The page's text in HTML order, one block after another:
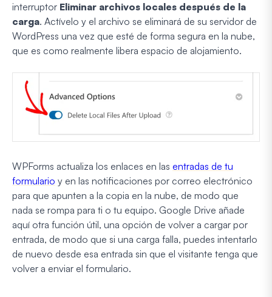
interruptor Eliminar archivos locales después de la
carga. Actívelo y el archivo se eliminará de su servidor de
WordPress una vez que esté de forma segura en la nube,
que es como realmente libera espacio de alojamiento.
WPForms actualiza los enlaces en las entradas de tu
formulario y en las notificaciones por correo electrónico
para que apunten a la copia en la nube, de modo que
nada se rompa para ti o tu equipo. Google Drive añade
aquí otra función útil, una opción de volver a cargar por
entrada, de modo que si una carga falla, puedes intentarlo
de nuevo desde esa entrada sin que el visitante tenga que
volver a enviar el formulario.